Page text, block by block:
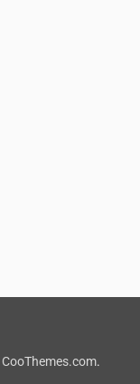
CooThemes.com.